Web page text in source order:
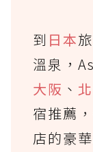
到 日本
溫泉，
大阪 、
宿推薦
店的豪